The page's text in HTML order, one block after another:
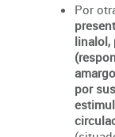
Por
linalol,
por